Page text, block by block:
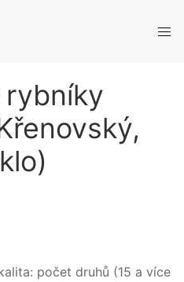
rybníky
počet druhů (15 a více